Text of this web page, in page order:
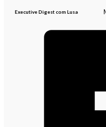
Executive Digest com Lusa